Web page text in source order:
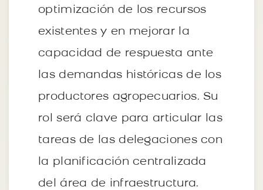
optimización de los recursos
existentes y en mejorar la
capacidad de respuesta ante
las demandas históricas de los
productores agropecuarios. Su
rol será clave para articular las
tareas de las delegaciones con
la planificación centralizada
del área de infraestructura.